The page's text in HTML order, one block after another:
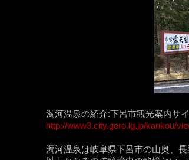
濁河温泉の紹介:下呂市観光案内サ
http://www3.city.gero.lg.jp/kankou/
濁河温泉は岐阜県下呂市の山奥、